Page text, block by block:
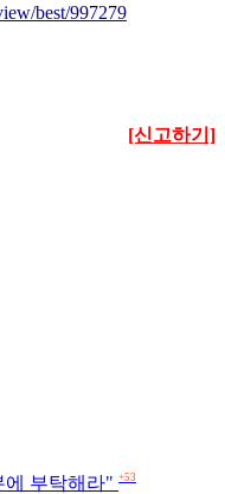
best/997279
[신고하기]
에 부탁해라" +53